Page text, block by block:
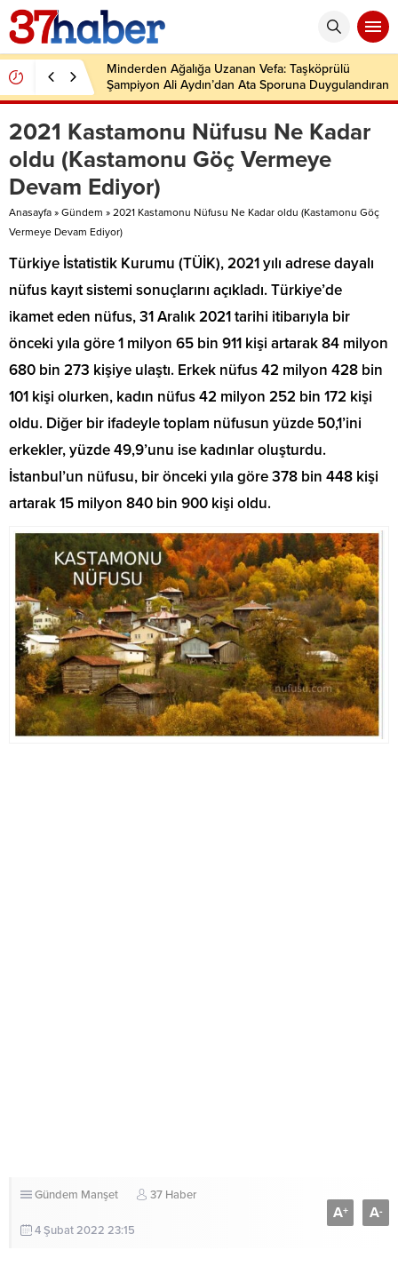
Minderden Ağalığa Uzanan Vefa: Taşköprülü
Şampiyon Ali Aydın’dan Ata Sporuna Duygulandıran
Dönüş
2021 Kastamonu Nüfusu Ne Kadar
oldu (Kastamonu Göç Vermeye
Devam Ediyor)
Anasayfa » Gündem » 2021 Kastamonu Nüfusu Ne Kadar oldu (Kastamonu Göç
Vermeye Devam Ediyor)
Türkiye İstatistik Kurumu (TÜİK), 2021 yılı adrese dayalı
nüfus kayıt sistemi sonuçlarını açıkladı. Türkiye’de
ikamet eden nüfus, 31 Aralık 2021 tarihi itibarıyla bir
önceki yıla göre 1 milyon 65 bin 911 kişi artarak 84 milyon
680 bin 273 kişiye ulaştı. Erkek nüfus 42 milyon 428 bin
101 kişi olurken, kadın nüfus 42 milyon 252 bin 172 kişi
oldu. Diğer bir ifadeyle toplam nüfusun yüzde 50,1’ini
erkekler, yüzde 49,9’unu ise kadınlar oluşturdu.
İstanbul’un nüfusu, bir önceki yıla göre 378 bin 448 kişi
artarak 15 milyon 840 bin 900 kişi oldu.
Gündem Manşet 37 Haber
4 Şubat 2022 23:15
A+ A-